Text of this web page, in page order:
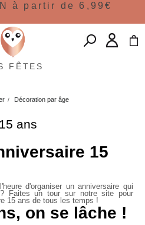
à partir de 6,99€
FÊTES
Décoration par âge
ans
15
d'organiser un anniversaire qui
Faites un tour sur notre site pour
15 ans de tous les temps !
on se lâche !